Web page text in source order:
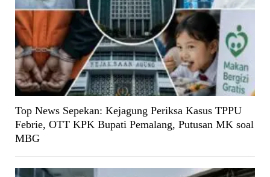
Top News Sepekan: Kejagung Periksa Kasus TPPU
Febrie, OTT KPK Bupati Pemalang, Putusan MK soal
MBG